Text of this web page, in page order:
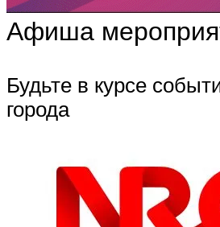
Афиша
Будьте в курсе
города